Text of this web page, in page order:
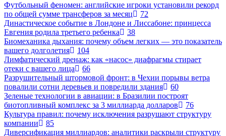
Футбольный феномен: английские игроки установили рекорд
по общей сумме трансферов за месяц
72
Династическое событие в Лондоне и Лиссабоне: принцесса
Евгения родила третьего ребенка
38
Биомеханика дыхания: почему объем легких — это показатель
вашего долголетия
104
Лимфатический дренаж: как «насос» диафрагмы стирает
отеки с вашего лица
66
Разрушительный штормовой фронт: в Чехии порывы ветра
повалили сотни деревьев и повредили здания
60
Зеленые технологии в авиации: в Бразилии построят
биотопливный комплекс за 3 миллиарда долларов
76
Культура правил: почему исключения разрушают структуру
компании
85
Диверсификация миллиардов: аналитики раскрыли структуру